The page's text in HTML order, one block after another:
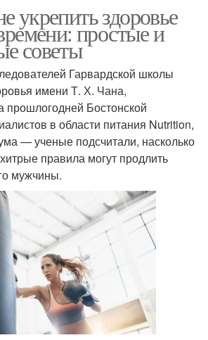
укрепить здоровье
простые и
советы
Гарвардской школы
имени Т. Х. Чана,
прошлогодней Бостонской
в области питания Nutrition,
— ученые подсчитали, насколько
правила могут продлить
мужчины.